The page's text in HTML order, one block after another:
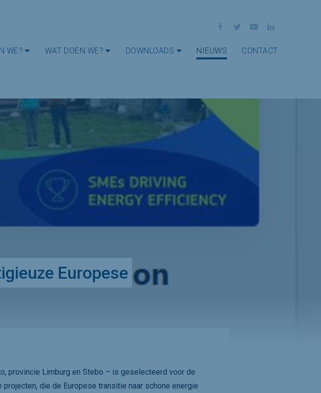
Facebook
Twitter YouTube
WE? WAT DOEN WE? DOWNLOADS NIEUWS CONTACT
Europese
provincie Limburg en Stebo – is geselecteerd voor de
die de Europese transitie naar schone energie